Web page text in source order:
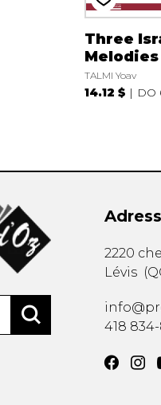
Three
Melodies
TALMI Yoav
14.12 $ DO
2220
Lévis (
418